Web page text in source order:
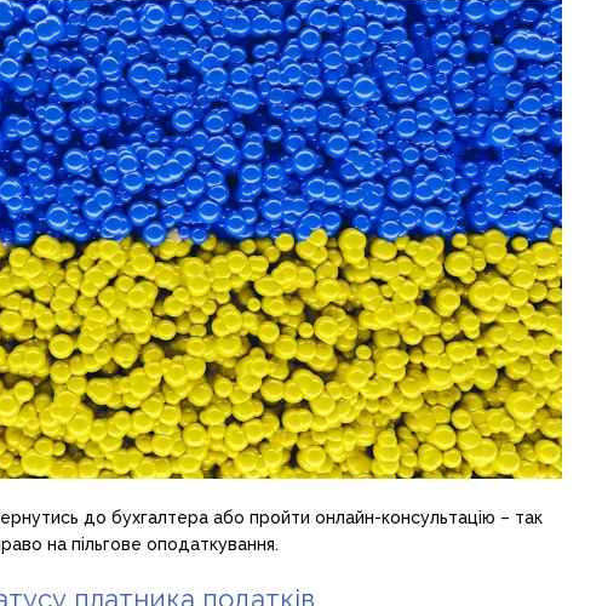
до бухгалтера або пройти онлайн-консультацію – так
на пільгове оподаткування.
платника податків